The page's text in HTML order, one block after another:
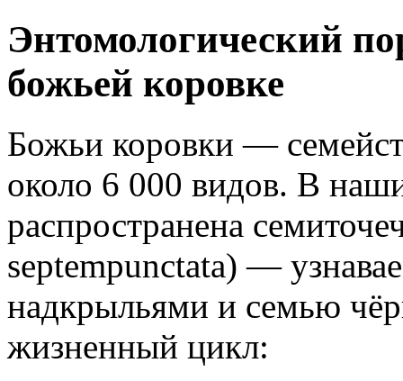
Энтомологический
божьей коровке
Божьи коровки —
около 6 000 видов. В
распространена
septempunctata) —
надкрыльями и семью
жизненный цикл: